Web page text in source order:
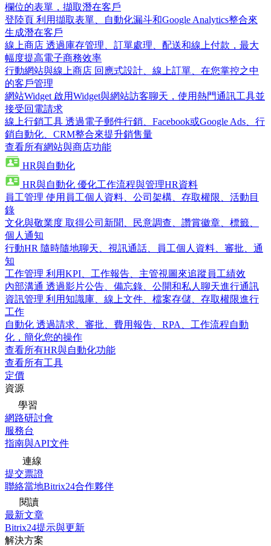
欄位的表單，擷取潛在客戶
登陸頁 利用擷取表單、自動化漏斗和Google Analytics整合來
生成潛在客戶
線上商店 透過庫存管理、訂單處理、配送和線上付款，最大
幅度提高電子商務效率
行動網站與線上商店 回應式設計、線上訂單、在您掌控之中
的客戶管理
網站Widget 啟用Widget與網站訪客聊天，使用熱門通訊工具並
接受回電請求
線上行銷工具 透過電子郵件行銷、Facebook或Google Ads、行
銷自動化、CRM整合來提升銷售量
查看所有網站與商店功能
HR與自動化
HR與自動化 優化工作流程與管理HR資料
員工管理 使用員工個人資料、公司架構、存取權限、活動目
錄
文化與敬業度 取得公司新聞、民意調查、讚賞徽章、標籤、
個人通知
行動HR 隨時隨地聊天、視訊通話、員工個人資料、審批、通
知
工作管理 利用KPI、工作報告、主管視圖來追蹤員工績效
內部溝通 透過影片公告、備忘錄、公開和私人聊天進行通訊
資訊管理 利用知識庫、線上文件、檔案存儲、存取權限進行
工作
自動化 透過請求、審批、費用報告、RPA、工作流程自動
化，簡化您的操作
查看所有HR與自動化功能
查看所有工具
定價
資源
學習
網路研討會
服務台
指南與API文件
連線
提交票證
聯絡當地Bitrix24合作夥伴
閱讀
最新文章
Bitrix24提示與更新
解決方案